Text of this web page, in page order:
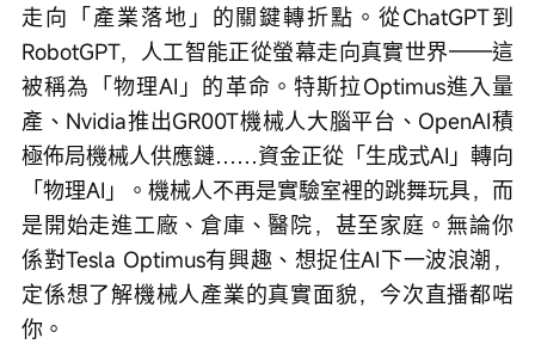
走向「產業落地」的關鍵轉折點。從ChatGPT到
RobotGPT，人工智能正從螢幕走向真實世界——這
被稱為「物理AI」的革命。特斯拉Optimus進入量
產、Nvidia推出GR00T機械人大腦平台、OpenAI積
極佈局機械人供應鏈……資金正從「生成式AI」轉向
「物理AI」。機械人不再是實驗室裡的跳舞玩具，而
是開始走進工廠、倉庫、醫院，甚至家庭。無論你
係對Tesla Optimus有興趣、想捉住AI下一波浪潮，
定係想了解機械人產業的真實面貌，今次直播都啱
你。